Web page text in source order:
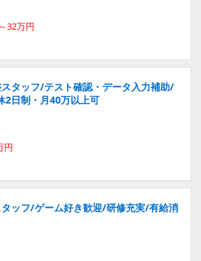
32万円
タッフ/テスト確認・データ入力補助/
2日制・月40万以上可
円
ッフ/ゲーム好き歓迎/研修充実/有給消